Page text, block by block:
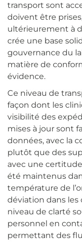
transport sont
doivent être
ultérieurement à
crée une base
gouvernance du
matière de
évidence.
Ce niveau de
façon dont les
visibilité des
mises à jour sont
données, avec la
plutôt que des
avec une
été maintenus
température de
déviation dans les
niveau de clarté
personnel en
permettant des